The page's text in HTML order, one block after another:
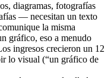
diagramas, fotografías
— necesitan un texto
la misma
gráfico, eso a menudo
ingresos crecieron un 12
lo visual (“un gráfico de